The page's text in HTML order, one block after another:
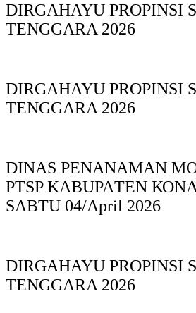
DIRGAHAYU PROPINSI
TENGGARA 2026
DIRGAHAYU PROPINSI
TENGGARA 2026
DINAS PΕΝΑΝΑΜAN
PTSP KABUPAΤΕΝ
SABTU 04/April 2026
DIRGAHAYU PROPINSI
TENGGARA 2026